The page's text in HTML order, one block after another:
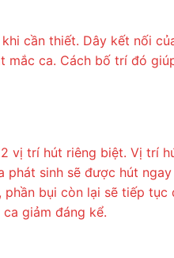
cần thiết. Dây kết nối
mắc ca. Cách bố trí đó
vị trí hút riêng biệt. Vị trí
phát sinh sẽ được hút
bụi còn lại sẽ tiếp tục
giảm đáng kể.